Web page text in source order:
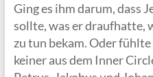
Ging es ihm darum, dass
sollte, was er draufhatte,
zu tun bekam. Oder
keiner aus dem Inner